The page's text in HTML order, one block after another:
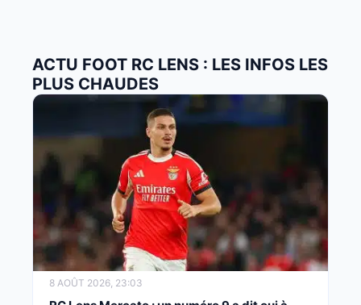
ACTU FOOT RC LENS : LES INFOS LES
PLUS CHAUDES
8 AOÛT 2026, 23:03